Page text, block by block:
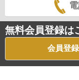
無料会員登録は
会員登録